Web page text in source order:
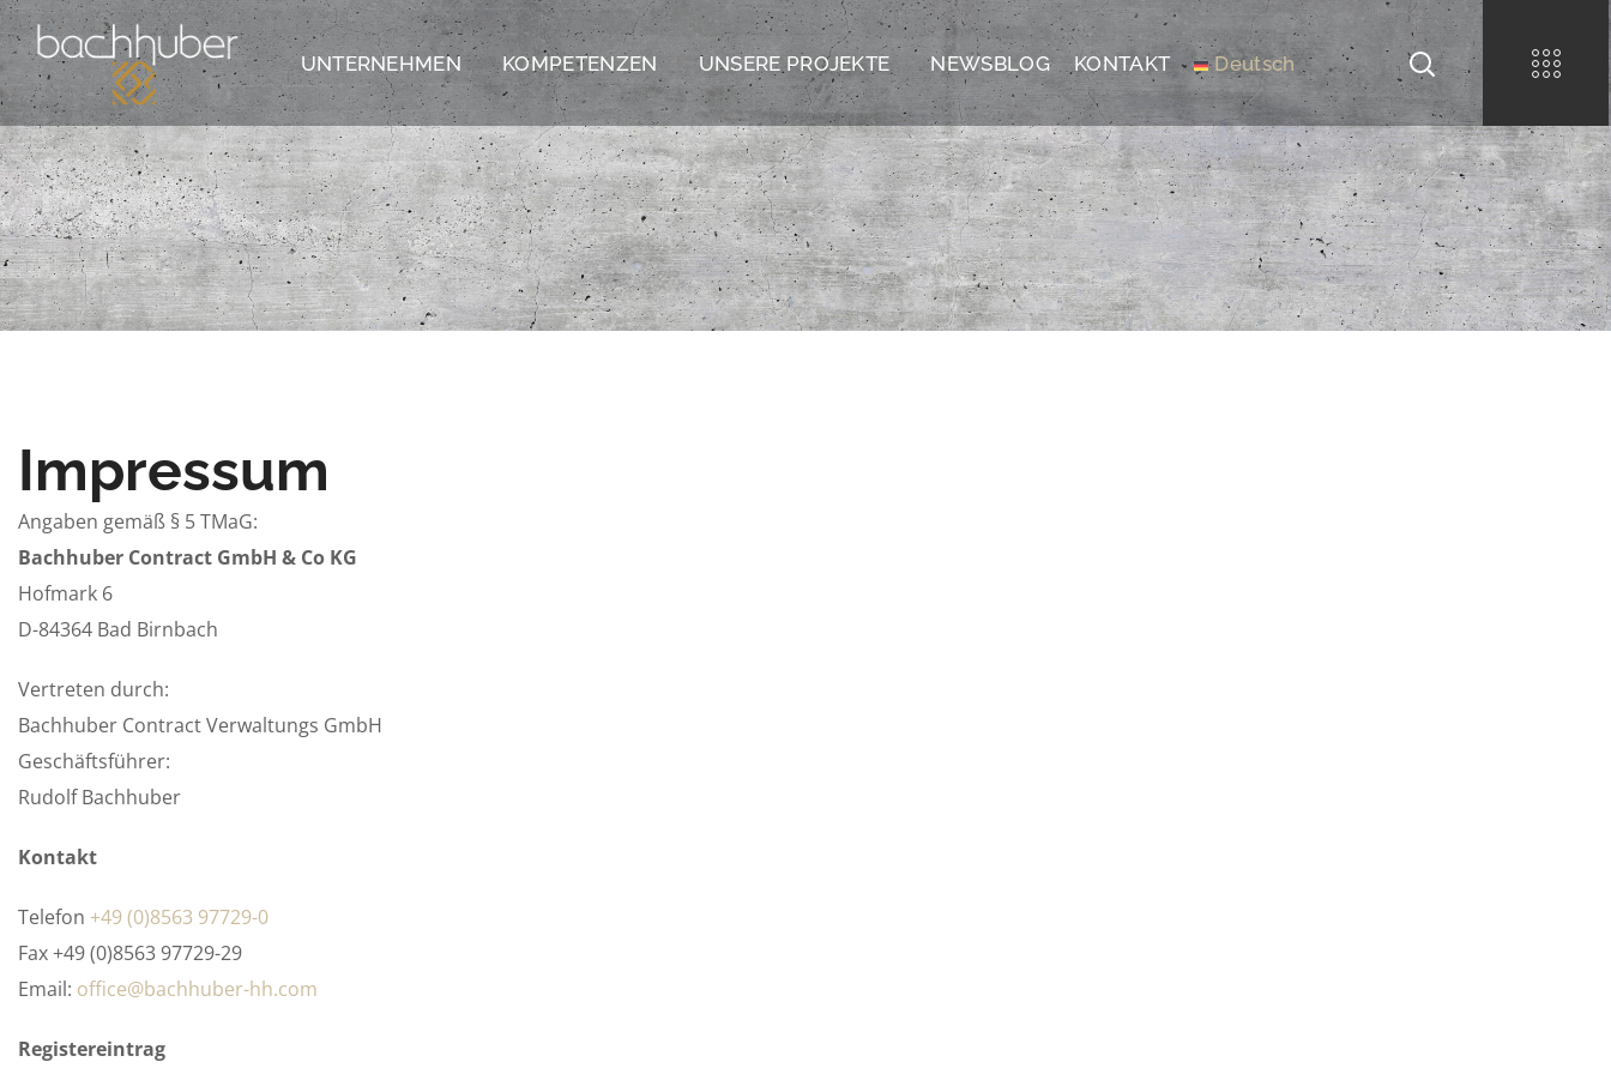
UNTERNEHMEN KOMPETENZEN UNSERE PROJEKTE NEWSBLOG KONTAKT Deutsch
Impressum
Angaben gemäß § 5 TMaG:
Bachhuber Contract GmbH & Co KG
Hofmark 6
D-84364 Bad Birnbach
Vertreten durch:
Bachhuber Contract Verwaltungs GmbH
Geschäftsführer:
Rudolf Bachhuber
Kontakt
Telefon +49 (0)8563 97729-0
Fax +49 (0)8563 97729-29
Email: office@bachhuber-hh.com
Registereintrag